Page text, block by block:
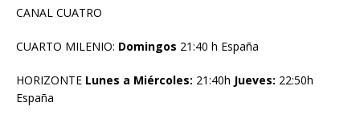
CANAL CUATRO
CUARTO MILENIO: Domingos 21:40 h España
HORIZONTE Lunes a Miércoles: 21:40h Jueves: 22:50h
España